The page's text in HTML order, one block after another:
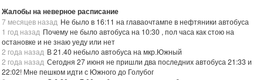
Жалобы на неверное расписание
7 месяцев назад Не было в 16:11 на главаочтампе в нефтяники автобуса
1 год назад Почему не было автобуса на 10:30 , пол часа как стою на
остановке и не знаю уеду или нет
2 года назад В 21.40 небыло автобуса на мкр.Южный
2 года назад Сегодня 27 июня не пришли два последних автобуса 21:33 и
22:02! Мне пешком идти с Южного до Голубог